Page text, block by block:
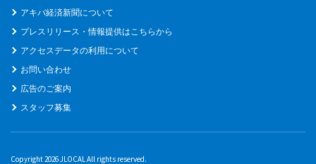
アキバ経済新聞について
プレスリリース・情報提供はこちらから
アクセスデータの利用について
お問い合わせ
広告のご案内
スタッフ募集
Copyright 2026 JLOCAL All rights reserved.